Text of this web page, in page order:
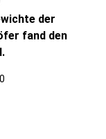
der
fand den